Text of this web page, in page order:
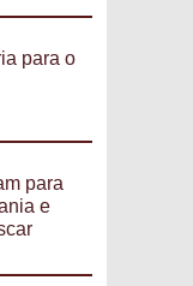
para o
para
e